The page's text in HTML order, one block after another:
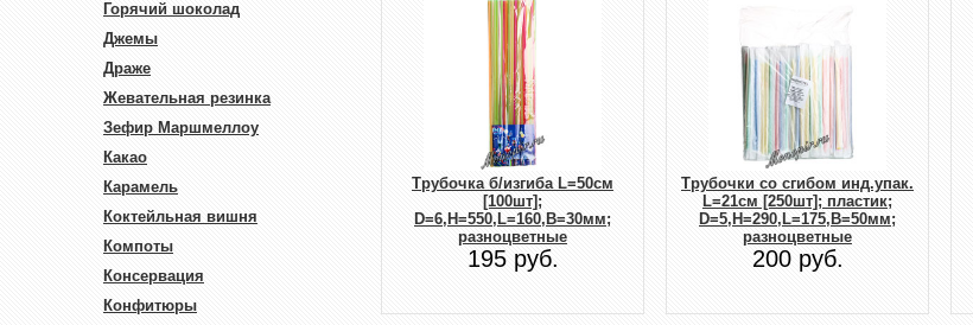
Горячий шоколад
Джемы
Драже
Жевательная резинка
Зефир Маршмеллоу
Какао
Карамель
Коктейльная вишня
Компоты
Консервация
Конфитюры
Трубочка б/изгиба L=50см
[100шт];
D=6,H=550,L=160,B=30мм;
разноцветные
195 руб.
Трубочки со сгибом инд.упак.
L=21см [250шт]; пластик;
D=5,H=290,L=175,B=50мм;
разноцветные
200 руб.